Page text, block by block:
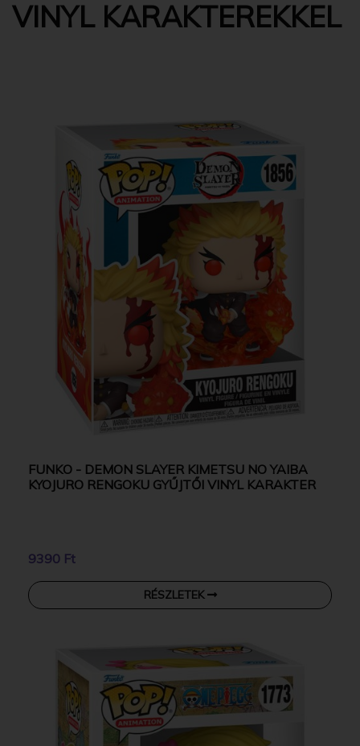
VINYL KARAKTEREKKEL
FUNKO - DEMON SLAYER KIMETSU NO YAIBA
KYOJURO RENGOKU GYŰJTŐI VINYL KARAKTER
9390 Ft
RÉSZLETEK